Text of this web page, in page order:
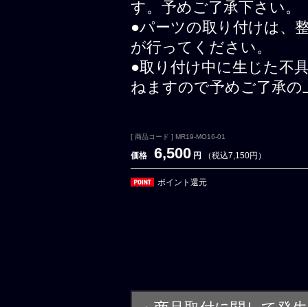
す。予めご了承下さい。
●パーツの取り付けは、
が行ってください。
●取り付け中に生じた不
ねますので予めご了承
[ 商品コード ] MR19-MO16-01
価格 6,500 円 （税込7,150円）
ポイント還元